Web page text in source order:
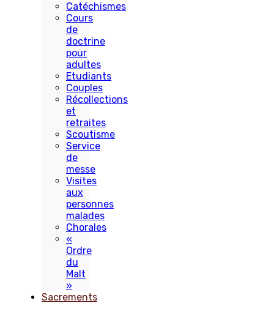
Catéchismes
Cours
de
doctrine
pour
adultes
Etudiants
Couples
Récollections
et
retraites
Scoutisme
Service
de
messe
Visites
aux
personnes
malades
Chorales
«
Ordre
du
Malt
»
Sacrements